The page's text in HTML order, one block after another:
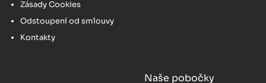
Zásady Cookies
Odstoupení od smlouvy
Kontakty
Naše pobočky